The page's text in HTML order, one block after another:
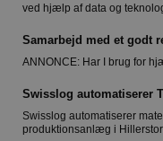
ved hjælp af data og
Samarbejd med et godt
ANNONCE: Har I brug for
Swisslog automatiserer
Swisslog automatiserer
produktionsanlæg i